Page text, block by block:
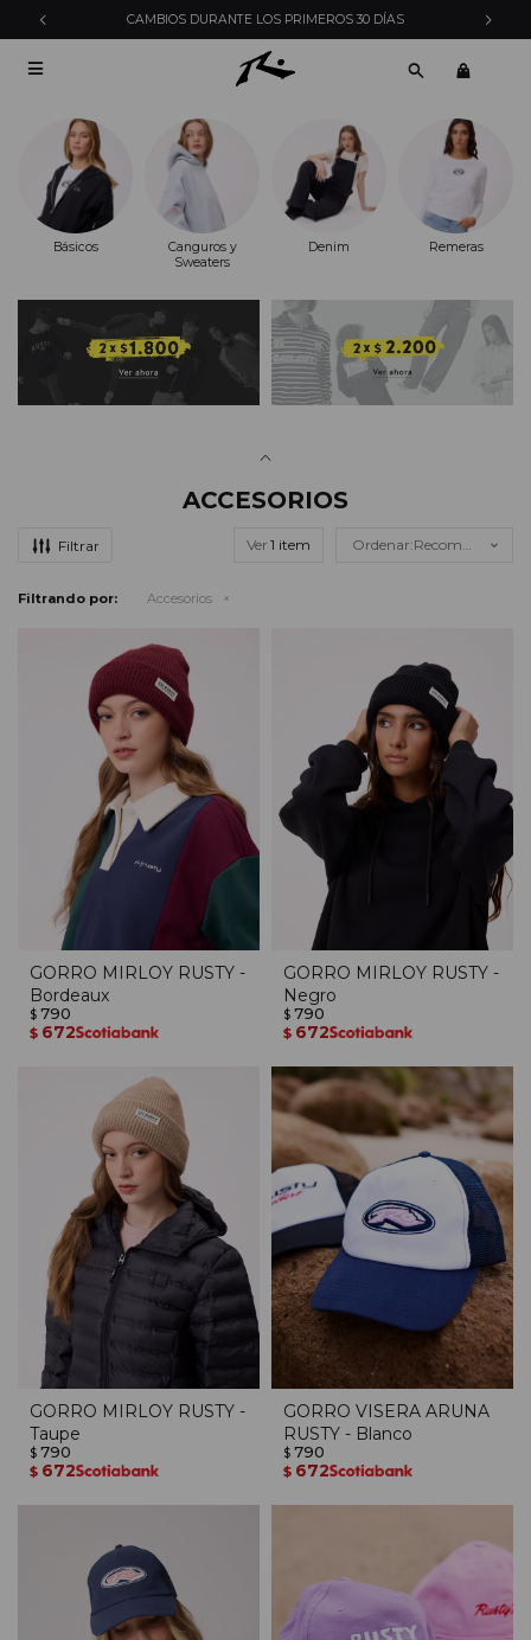
ENVÍOS EXPRESS EN MONTEVIDEO CON PEDIDOS YA

Básicos
Canguros y
Sweaters
Denim Remeras
ACCESORIOS
Ver Recomendados
Filtrando por: Accesorios
GORRO MIRLOY RUSTY -
Bordeaux
$ 790
$ 672
GORRO MIRLOY RUSTY -
Negro
$ 790
$ 672
GORRO MIRLOY RUSTY -
Taupe
$ 790
$ 672
GORRO VISERA ARUNA
RUSTY - Blanco
$ 790
$ 672